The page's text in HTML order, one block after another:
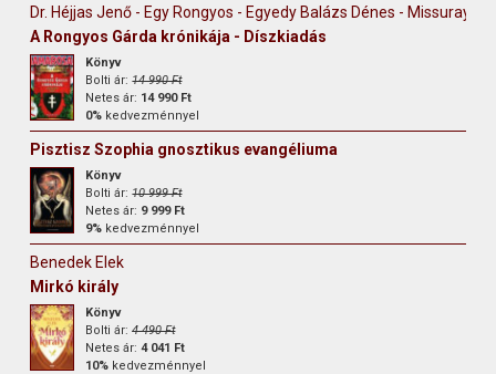
Dr. Héjjas Jenő - Egy Rongyos - Egyedy Balázs Dénes - Missuray-
A Rongyos Gárda krónikája - Díszkiadás
Könyv
Bolti ár:14 990 Ft
Netes ár: 14 990 Ft
0% kedvezménnyel
Pisztisz Szophia gnosztikus evangéliuma
Könyv
Bolti ár:10 999 Ft
Netes ár: 9 999 Ft
9% kedvezménnyel
Benedek Elek
Mirkó király
Könyv
Bolti ár:4 490 Ft
Netes ár:4 041 Ft
10% kedvezménnyel